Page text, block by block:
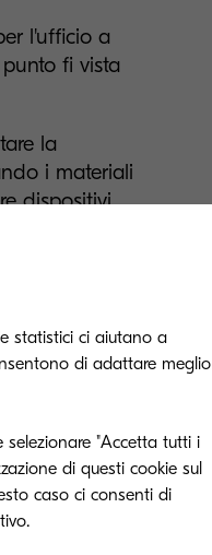
l'ufficio a
fi vista
la
i materiali
dispositivi
di
disponga
quanto il
che
vengono
potrebbero
statistici ci aiutano a
di adattare meglio
selezionare "Accetta tutti i
di questi cookie sul
caso ci consenti di
inserire solo i cookie necessari per la corretta visualizzazione del nostro sito web sul tuo dispositivo.